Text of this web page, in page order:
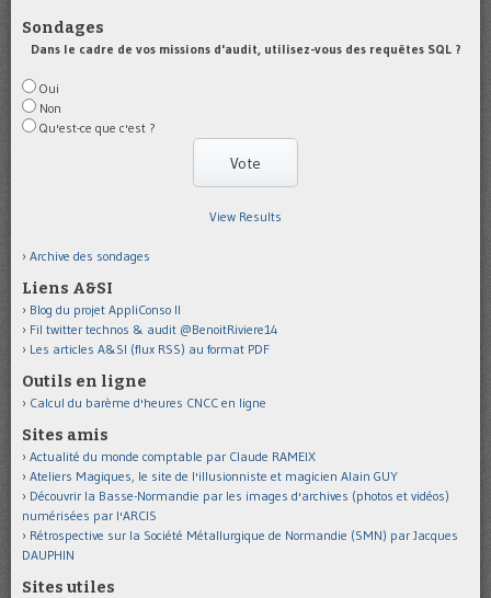
Sondages
Dans le cadre de vos missions d'audit, utilisez-vous des requêtes SQL ?
Oui
Non
Qu'est-ce que c'est ?
View Results
Archive des sondages
Liens A&SI
Blog du projet AppliConso II
Fil twitter technos & audit @BenoitRiviere14
Les articles A&SI (flux RSS) au format PDF
Outils en ligne
Calcul du barème d'heures CNCC en ligne
Sites amis
Actualité du monde comptable par Claude RAMEIX
Ateliers Magiques, le site de l'illusionniste et magicien Alain GUY
Découvrir la Basse-Normandie par les images d'archives (photos et vidéos)
numérisées par l'ARCIS
Rétrospective sur la Société Métallurgique de Normandie (SMN) par Jacques
DAUPHIN
Sites utiles